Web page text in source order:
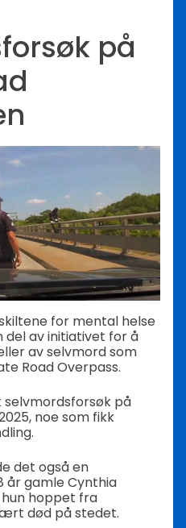
på
for mental helse
del av initiativet for å
av selvmord som
Road Overpass.
på
noe som fikk
det også en
år gamle Cynthia
hoppet fra
død på stedet.